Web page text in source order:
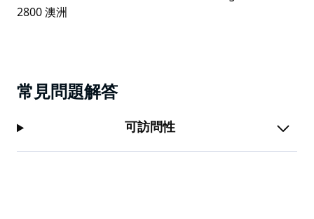
常見問題解答
可訪問性